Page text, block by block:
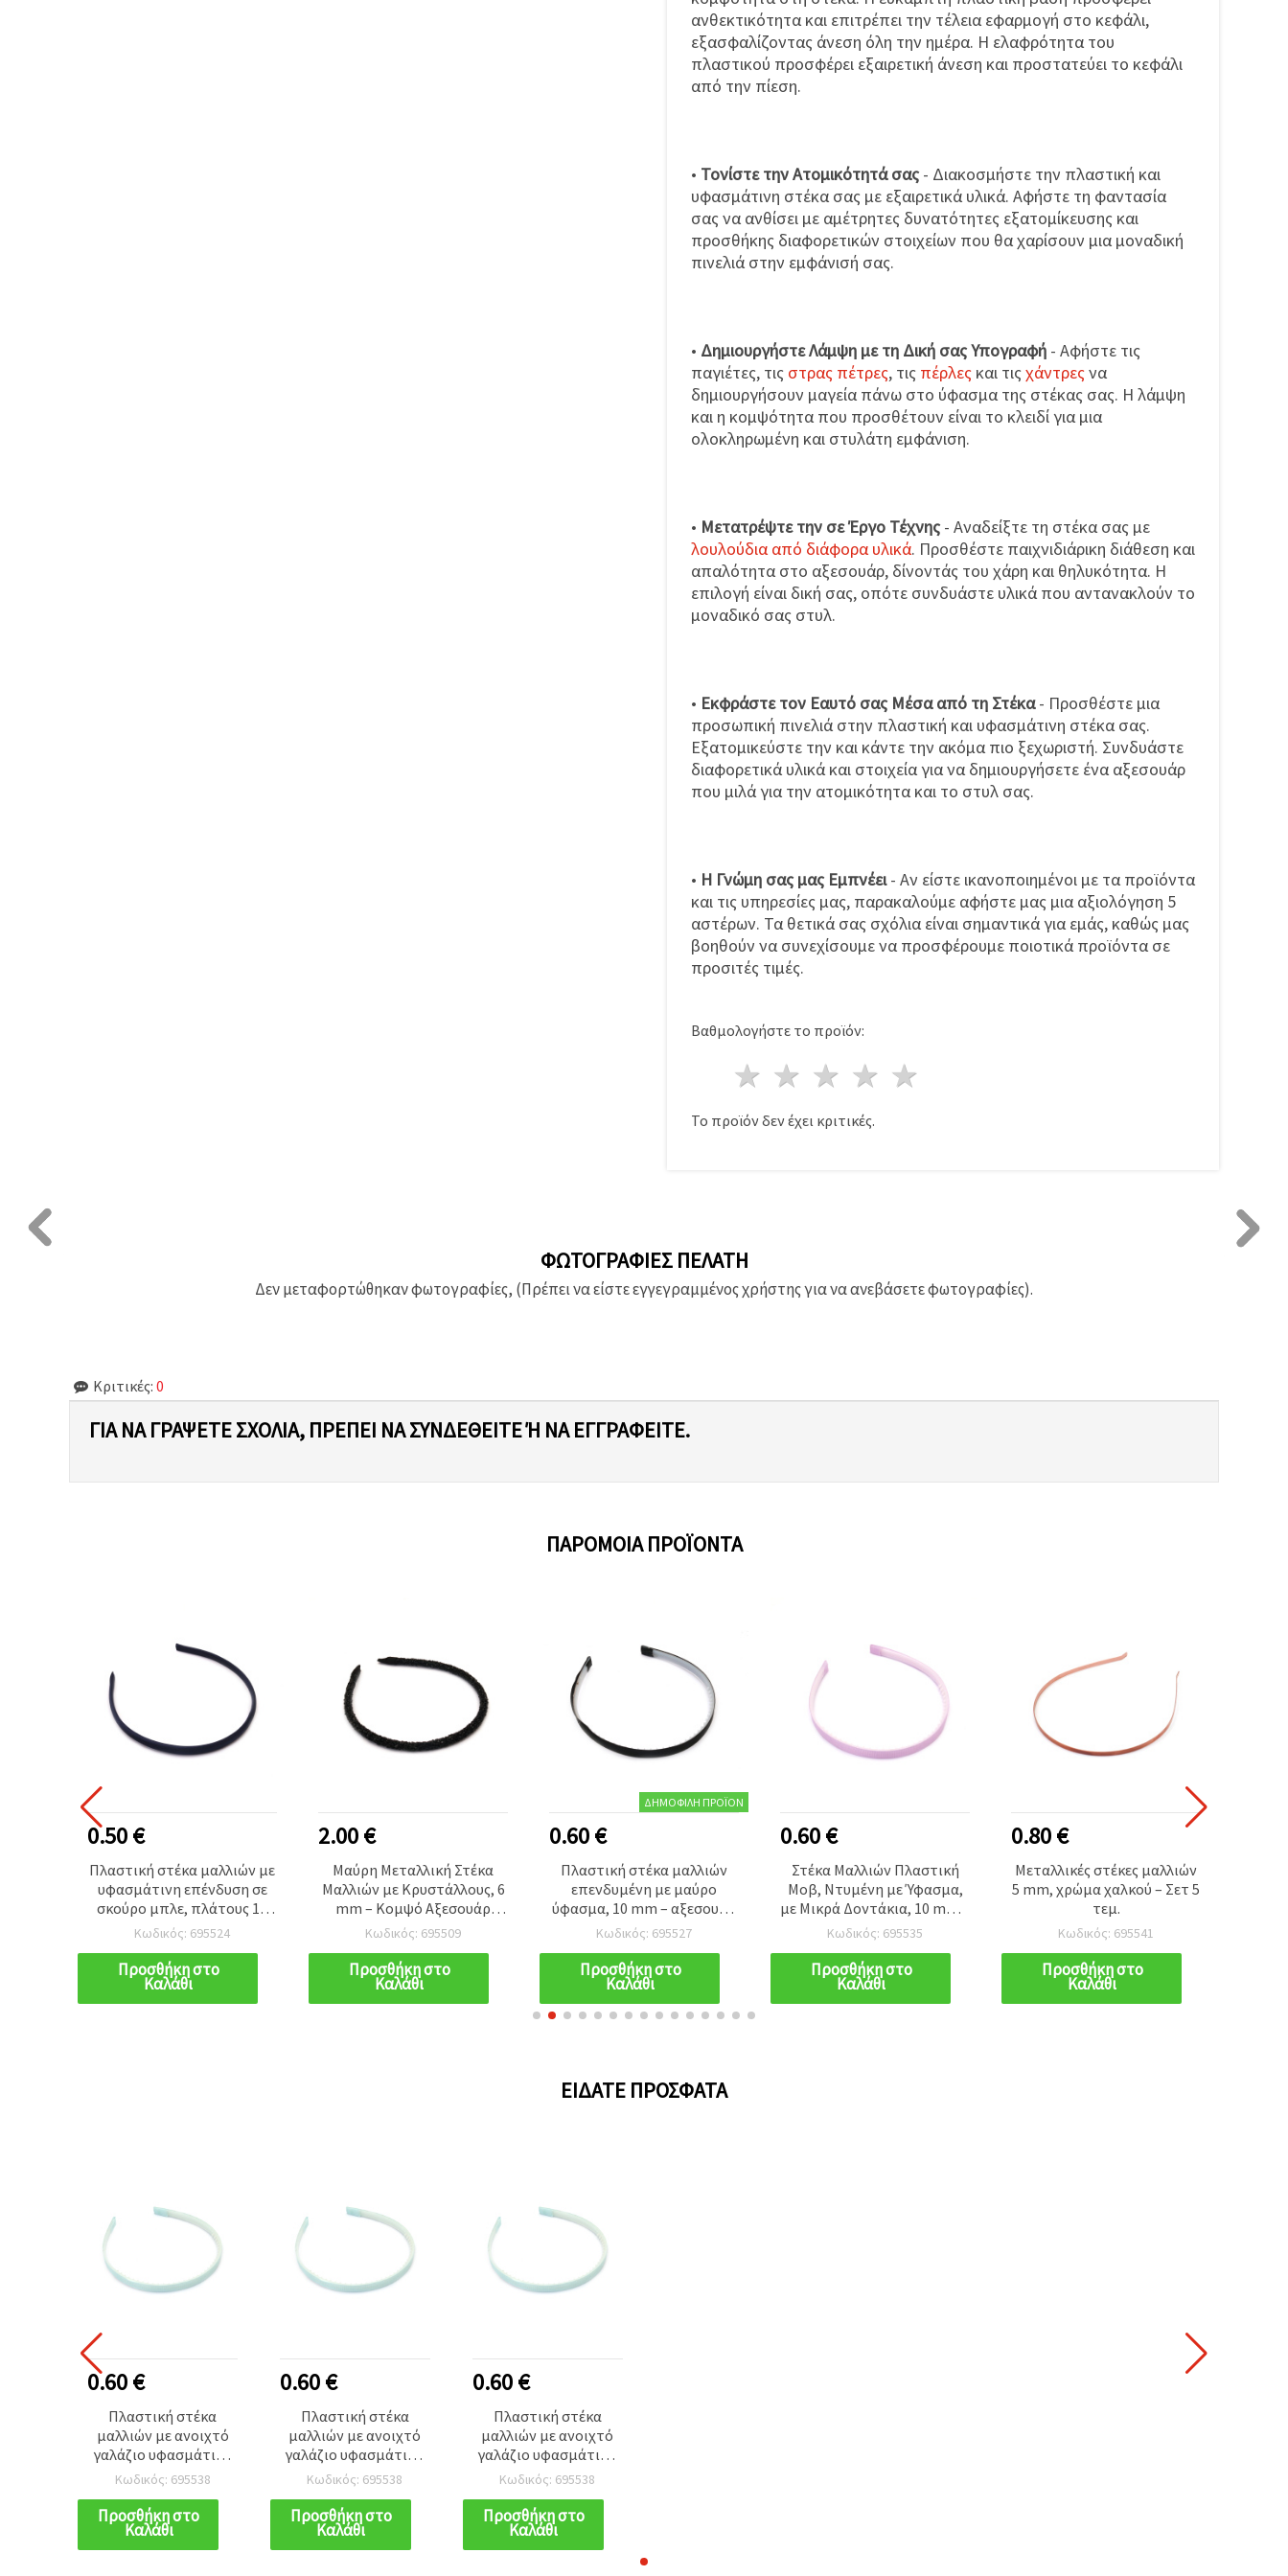
ανθεκτικότητα και επιτρέπει την τέλεια εφαρμογή στο κεφάλι,
εξασφαλίζοντας άνεση όλη την ημέρα. Η ελαφρότητα του
πλαστικού προσφέρει εξαιρετική άνεση και προστατεύει το κεφάλι
από την πίεση.
• Τονίστε την Ατομικότητά σας- Διακοσμήστε την πλαστική και
υφασμάτινη στέκα σας με εξαιρετικά υλικά. Αφήστε τη φαντασία
σας να ανθίσει με αμέτρητες δυνατότητες εξατομίκευσης και
προσθήκης διαφορετικών στοιχείων που θα χαρίσουν μια μοναδική
πινελιά στην εμφάνισή σας.
• Δημιουργήστε Λάμψη με τη Δική σας Υπογραφή - Αφήστε τις
παγιέτες, τις στρας πέτρες, τις πέρλες και τιςχάντρεςνα
δημιουργήσουν μαγεία πάνω στο ύφασμα της στέκας σας. Η λάμψη
και η κομψότητα που προσθέτουν είναι το κλειδί για μια
ολοκληρωμένη και στυλάτη εμφάνιση.
• Μετατρέψτε την σε Έργο Τέχνης- Αναδείξτε τη στέκα σας με
λουλούδια από διάφορα υλικά. Προσθέστε παιχνιδιάρικη διάθεση και
απαλότητα στο αξεσουάρ, δίνοντάς του χάρη και θηλυκότητα. Η
επιλογή είναι δική σας, οπότε συνδυάστε υλικά που αντανακλούν το
μοναδικό σας στυλ.
• Εκφράστε τον Εαυτό σας Μέσα από τη Στέκα- Προσθέστε μια
προσωπική πινελιά στην πλαστική και υφασμάτινη στέκα σας.
Εξατομικεύστε την και κάντε την ακόμα πιο ξεχωριστή. Συνδυάστε
διαφορετικά υλικά και στοιχεία για να δημιουργήσετε ένα αξεσουάρ
που μιλά για την ατομικότητα και το στυλ σας.
• Η Γνώμη σας μας Εμπνέει- Αν είστε ικανοποιημένοι με τα προϊόντα
και τις υπηρεσίες μας, παρακαλούμε αφήστε μας μια αξιολόγηση 5
αστέρων. Τα θετικά σας σχόλια είναι σημαντικά για εμάς, καθώς μας
βοηθούν να συνεχίσουμε να προσφέρουμε ποιοτικά προϊόντα σε
προσιτές τιμές.
Βαθμολογήστε το προϊόν:
4 Αστέρια
3 Αστέρια
2 Αστέρια
1 Αστέρι
Το προϊόν δεν έχει κριτικές.
ΦΩΤΟΓΡΑΦΊΕΣ ΠΕΛΆΤΗ
Δεν μεταφορτώθηκαν φωτογραφίες, (Πρέπει να είστε εγγεγραμμένος χρήστης για να ανεβάσετε φωτογραφίες).
Κριτικές: 0
ΓΙΑ ΝΑ ΓΡΆΨΕΤΕ ΣΧΌΛΙΑ, ΠΡΈΠΕΙ ΝΑ ΣΥΝΔΕΘΕΊΤΕ Ή ΝΑ ΕΓΓΡΑΦΕΊΤΕ.
ΠΑΡΌΜΟΙΑ ΠΡΟΪΌΝΤΑ
0.50 €
Πλαστική στέκα μαλλιών με
υφασμάτινη επένδυση σε
σκούρο μπλε, πλάτους 10
mm – Μοντέρνο αξεσουάρ
μαλλιών για κορίτσια και
γυναίκες
Κωδικός: 695524
Προσθήκη στο
Καλάθι
2.00 €
Μαύρη Μεταλλική Στέκα
Μαλλιών με Κρυστάλλους, 6
mm – Κομψό Αξεσουάρ
Μαλλιών για Γυναίκες και
Κορίτσια
Κωδικός: 695509
Προσθήκη στο
Καλάθι
ΔΗΜΟΦΙΛΉ ΠΡΟΪΌΝ
0.60 €
Πλαστική στέκα μαλλιών
επενδυμένη με μαύρο
ύφασμα, 10 mm – αξεσουάρ
μαλλιών για γυναίκες και
κορίτσια
Κωδικός: 695527
Προσθήκη στο
Καλάθι
0.60 €
Στέκα Μαλλιών Πλαστική
Μοβ, Ντυμένη με Ύφασμα,
με Μικρά Δοντάκια, 10 mm –
Αξεσουάρ Μαλλιών για
Γυναίκες και Κορίτσια
Κωδικός: 695535
Προσθήκη στο
Καλάθι
0.80 €
Μεταλλικές στέκες μαλλιών
5 mm, χρώμα χαλκού – Σετ 5
τεμ.
Κωδικός: 695541
Προσθήκη στο
Καλάθι
ΕΊΔΑΤΕ ΠΡΌΣΦΑΤΑ
0.60 €
Πλαστική στέκα
μαλλιών με ανοιχτό
γαλάζιο υφασμάτινο
κάλυμμα, 10 mm –
αξεσουάρ μαλλιών για
κορίτσια και γυναίκες
Κωδικός: 695538
Προσθήκη στο
Καλάθι
0.60 €
Πλαστική στέκα
μαλλιών με ανοιχτό
γαλάζιο υφασμάτινο
κάλυμμα, 10 mm –
αξεσουάρ μαλλιών για
κορίτσια και γυναίκες
Κωδικός: 695538
Προσθήκη στο
Καλάθι
0.60 €
Πλαστική στέκα
μαλλιών με ανοιχτό
γαλάζιο υφασμάτινο
κάλυμμα, 10 mm –
αξεσουάρ μαλλιών για
κορίτσια και γυναίκες
Κωδικός: 695538
Προσθήκη στο
Καλάθι